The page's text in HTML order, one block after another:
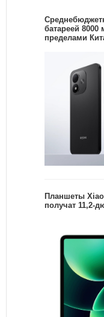
батареей
пределами
Планшеты
получат 11,2-